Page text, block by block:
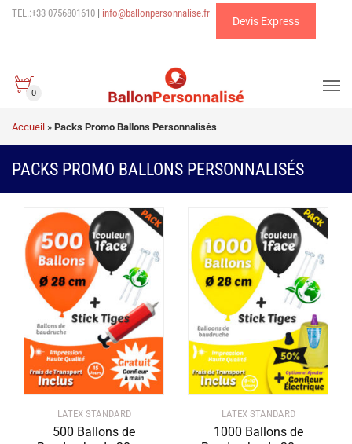
TEL.:+33 0756801610 | info@ballonpersonnalise.fr
Devis Express
0
Accueil » Packs Promo Ballons Personnalisés
PACKS PROMO BALLONS PERSONNALISÉS
LATEX STANDARD
500 Ballons de
LATEX STANDARD
1000 Ballons de